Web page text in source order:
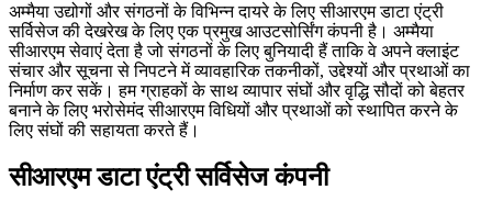
अम्मैया उद्योगों और संगठनों के विभिन्न दायरे के लिए सीआरएम डाटा एंट्री
सर्विसेज की देखरेख के लिए एक प्रमुख आउटसोर्सिंग कंपनी है। अम्मैया
सीआरएम सेवाएं देता है जो संगठनों के लिए बुनियादी हैं ताकि वे अपने क्लाइंट
संचार और सूचना से निपटने में व्यावहारिक तकनीकों, उद्देश्यों और प्रथाओं का
निर्माण कर सकें। हम ग्राहकों के साथ व्यापार संघों और वृद्धि सौदों को बेहतर
बनाने के लिए भरोसेमंद सीआरएम विधियों और प्रथाओं को स्थापित करने के
लिए संघों की सहायता करते हैं।
सीआरएम डाटा एंट्री सर्विसेज कंपनी